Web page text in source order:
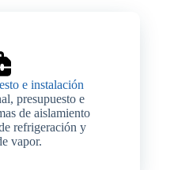
e instalación
presupuesto e
de aislamiento
refrigeración y
vapor.